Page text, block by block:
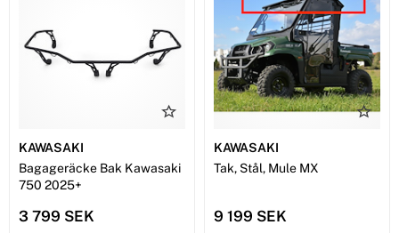
KAWASAKI
Bagageräcke Bak Kawasaki
750 2025+
3 799 SEK
KAWASAKI
Tak, Stål, Mule MX
9 199 SEK